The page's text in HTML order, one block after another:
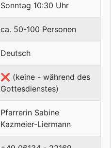
Sonntag 10:30 Uhr
ca. 50-100 Personen
Deutsch
❌ (keine - während des
Gottesdienstes)
Pfarrerin Sabine
Kazmeier-Liermann